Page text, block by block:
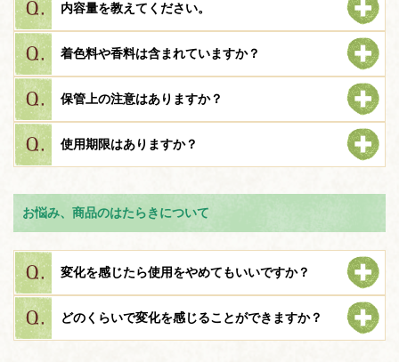
内容量を教えてください。
着色料や香料は含まれていますか？
保管上の注意はありますか？
使用期限はありますか？
お悩み、商品のはたらきについて
変化を感じたら使用をやめてもいいですか？
どのくらいで変化を感じることができますか？